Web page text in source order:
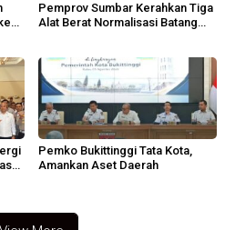
Pemprov Sumbar Kerahkan Tiga
Alat Berat Normalisasi Batang
Pemko Bukittinggi Tata Kota,
Amankan Aset Daerah